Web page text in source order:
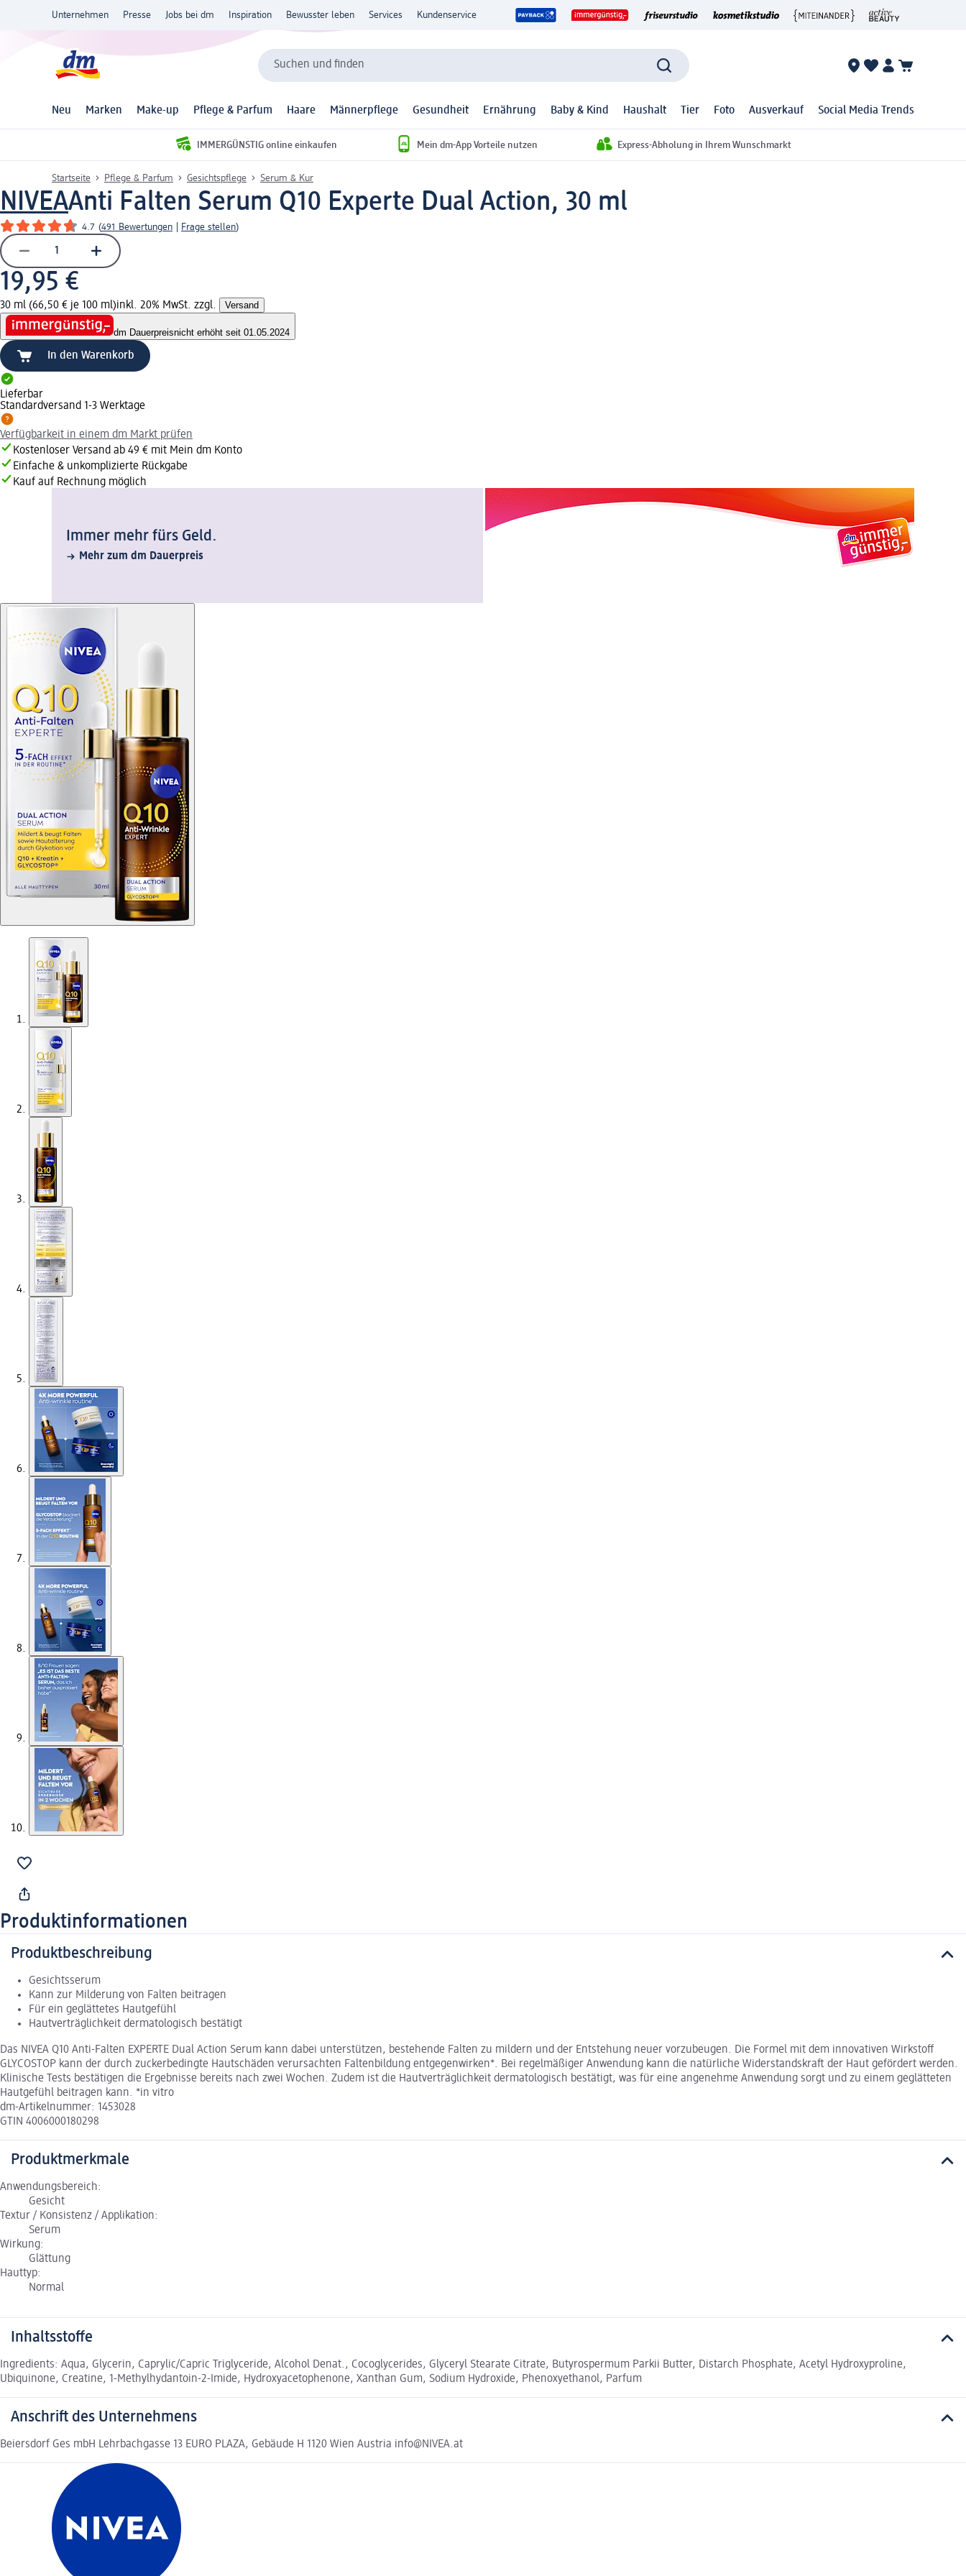
Unternehmen Presse Jobs bei dm Inspiration Bewusster leben Services Kundenservice
Suchen und finden
Neu Marken Make-up Pflege & Parfum Haare Männerpflege Gesundheit Ernährung Baby & Kind Haushalt Tier Foto Ausverkauf Social Media Trends
IMMERGÜNSTIG online einkaufen Mein dm-App Vorteile nutzen Express-Abholung in Ihrem Wunschmarkt
Startseite Pflege & Parfum Gesichtspflege Serum & Kur
NIVEAAnti Falten Serum Q10 Experte Dual Action, 30 ml
4.7 (491 Bewertungen Frage stellen)
19,95 €
30 ml (66,50 € je 100 ml)inkl. 20% MwSt. zzgl. Versand
dm Dauerpreisnicht erhöht seit 01.05.2024
In den Warenkorb
Lieferbar
Standardversand 1-3 Werktage
Verfügbarkeit in einem dm Markt prüfen
Kostenloser Versand ab 49 € mit Mein dm Konto
Einfache & unkomplizierte Rückgabe
Kauf auf Rechnung möglich
Immer mehr fürs Geld.
Mehr zum dm Dauerpreis
Produktinformationen
Produktbeschreibung
Gesichtsserum
Kann zur Milderung von Falten beitragen
Für ein geglättetes Hautgefühl
Hautverträglichkeit dermatologisch bestätigt
Das NIVEA Q10 Anti-Falten EXPERTE Dual Action Serum kann dabei unterstützen, bestehende Falten zu mildern und der Entstehung neuer vorzubeugen. Die Formel mit dem innovativen Wirkstoff
GLYCOSTOP kann der durch zuckerbedingte Hautschäden verursachten Faltenbildung entgegenwirken*. Bei regelmäßiger Anwendung kann die natürliche Widerstandskraft der Haut gefördert werden.
Klinische Tests bestätigen die Ergebnisse bereits nach zwei Wochen. Zudem ist die Hautverträglichkeit dermatologisch bestätigt, was für eine angenehme Anwendung sorgt und zu einem geglätteten
Hautgefühl beitragen kann. *in vitro
dm-Artikelnummer: 1453028
GTIN 4006000180298
Produktmerkmale
Anwendungsbereich:
Gesicht
Textur / Konsistenz / Applikation:
Serum
Wirkung:
Glättung
Hauttyp:
Normal
Inhaltsstoffe
Ingredients: Aqua, Glycerin, Caprylic/Capric Triglyceride, Alcohol Denat., Cocoglycerides, Glyceryl Stearate Citrate, Butyrospermum Parkii Butter, Distarch Phosphate, Acetyl Hydroxyproline,
Ubiquinone, Creatine, 1-Methylhydantoin-2-Imide, Hydroxyacetophenone, Xanthan Gum, Sodium Hydroxide, Phenoxyethanol, Parfum
Anschrift des Unternehmens
Beiersdorf Ges mbH Lehrbachgasse 13 EURO PLAZA, Gebäude H 1120 Wien Austria info@NIVEA.at